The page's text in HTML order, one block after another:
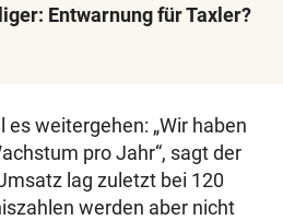
Entwarnung für Taxler?
es weitergehen: „Wir haben
pro Jahr“, sagt der
lag zuletzt bei 120
werden aber nicht